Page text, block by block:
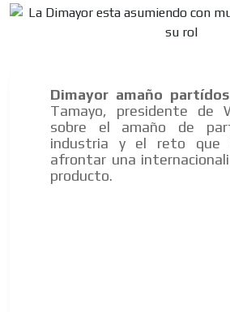
Dimayor amaño
Tamayo, presidente de
sobre el amaño de
industria y el reto que
afrontar una
producto.